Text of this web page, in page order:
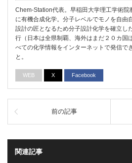
Chem-Station代表。早稲田大学理工学術院
に有機合成化学。分子レベルでモノを自由
設計の匠となるため分子設計化学を確立し
行（日本は全県制覇、海外はまだ２０カ国
べての化学情報をインターネットで発信で
と。
WEB X Facebook
前の記事
関連記事